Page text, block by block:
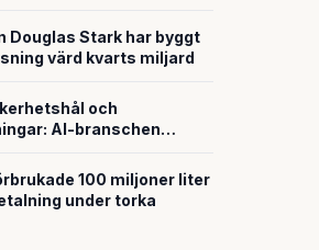
Douglas Stark har byggt
värd kvarts miljard
och
AI-branschen
100 miljoner liter
under torka